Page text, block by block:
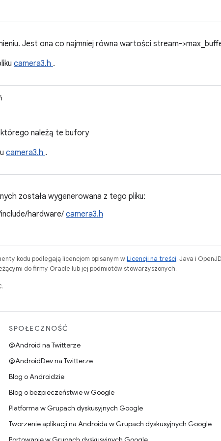
Jest ona co najmniej równa wartości stream-
camera3.h .
należą te bufory
camera3.h .
została wygenerowana z tego pliku:
hardware/ camera3.h
kodu podlegają licencjom opisanym wLicencji na treści. Java i
do firmy Oracle lub jej podmiotów stowarzyszonych.
SPOŁECZNOŚĆ
@Android na Twitterze
@AndroidDev na Twitterze
Blog o Androidzie
Blog o bezpieczeństwie w Google
Platforma w Grupach dyskusyjnych Google
Tworzenie aplikacji na Androida w Grupach dyskusyjnych Google